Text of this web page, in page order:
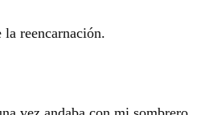
reencarnación.